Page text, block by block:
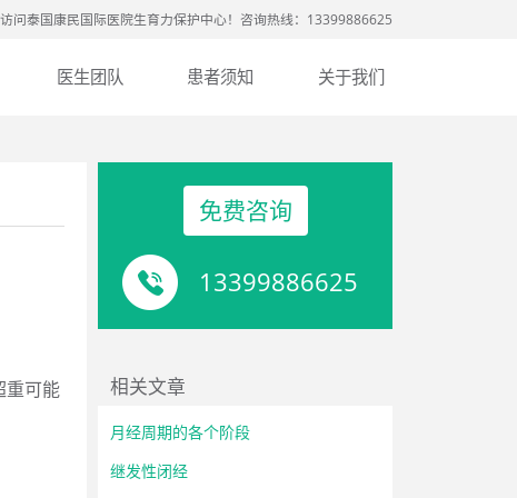
问泰国康民国际医院生育力保护中心！咨询热线：13399886625
医生团队 患者须知 关于我们
重可能
免费咨询
13399886625
相关文章
月经周期的各个阶段
继发性闭经